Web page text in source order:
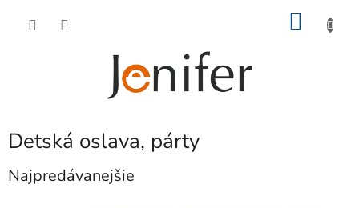
Detská oslava, párty
Najpredávanejšie